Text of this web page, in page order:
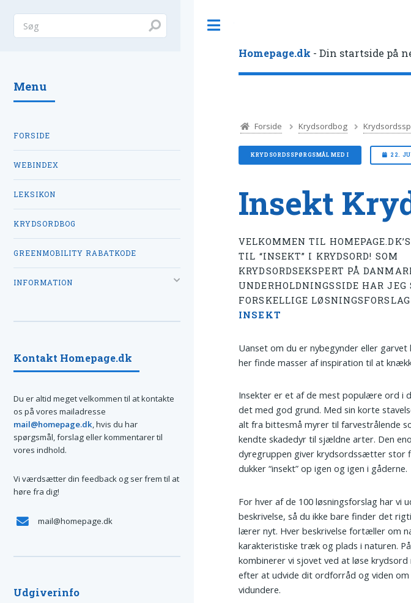
Homepage.dk - Din startside på
Forside Krydsordbog
KRYDSORDSSPØRGSMÅL MED I 22.
Insekt
VELKOMMEN TIL
TIL “INSEKT” I KRYDSORD! SOM
KRYDSORDSEKSPERT PÅ
UNDERHOLDNINGSSIDE HAR
FORSKELLIGE
INSEKT
Uanset om du er nybegynder eller garvet
her finde masser af inspiration til at
Insekter er et af de mest populære ord i
det med god grund. Med sin korte
alt fra bittesmå myrer til farvestrålende
kendte skadedyr til sjældne arter. Den
dyregruppen giver krydsordssætter stor
dukker “insekt” op igen og igen i gåderne.
For hver af de 100 løsningsforslag har vi
beskrivelse, så du ikke bare finder det
lærer nyt. Hver beskrivelse fortæller om
karakteristiske træk og plads i naturen.
kombinerer vi sjovet ved at løse krydsord
efter at udvide dit ordforråd og viden om
vidundere.
Menu
FORSIDE
WEBINDEX
LEKSIKON
KRYDSORDBOG
GREENMOBILITY RABATKODE
INFORMATION
Kontakt Homepage.dk
Du er altid meget velkommen til at kontakte
os på vores mailadresse
mail@homepage.dk, hvis du har
spørgsmål, forslag eller kommentarer til
vores indhold.
Vi værdsætter din feedback og ser frem til at
høre fra dig!
mail@homepage.dk
Udgiverinfo